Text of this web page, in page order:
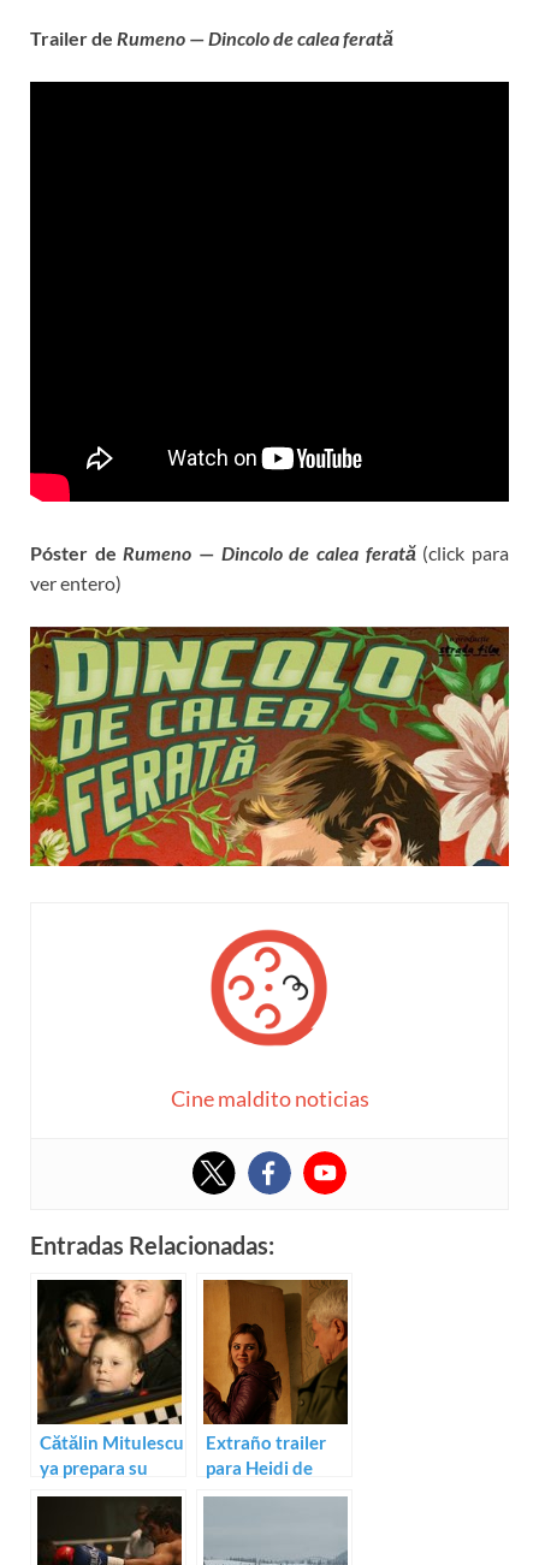
Trailer de Rumeno —Dincolo de calea ferată
Póster deRumeno — Dincolo de calea ferată(click para
ver entero)
Cine maldito noticias
Entradas Relacionadas:
Cătălin Mitulescu
ya prepara su
tercera película,
Extraño trailer
para Heidi de
Cãtãlin Mitulescu